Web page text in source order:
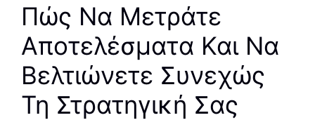
Πώς Να Μετράτε
Αποτελέσματα Και Να
Βελτιώνετε Συνεχώς
Τη Στρατηγική Σας